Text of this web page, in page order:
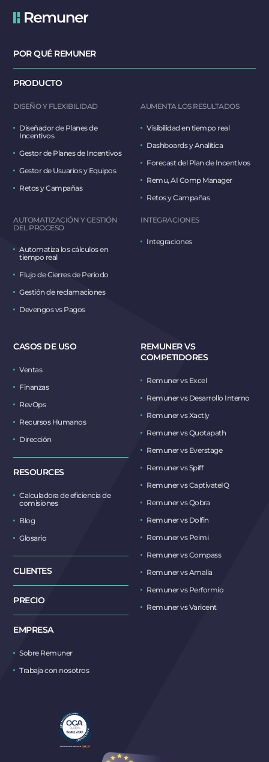
POR QUÉ REMUNER
PRODUCTO
DISEÑO Y FLEXIBILIDAD
Diseñador de Planes de
Incentivos
Gestor de Planes de Incentivos
Gestor de Usuarios y Equipos
Retos y Campañas
AUMENTA LOS RESULTADOS
Visibilidad en tiempo real
Dashboards y Analítica
Forecast del Plan de Incentivos
Remu, AI Comp Manager
Retos y Campañas
AUTOMATIZACIÓN Y GESTIÓN
DEL PROCESO
Automatiza los cálculos en
tiempo real
Flujo de Cierres de Periodo
Gestión de reclamaciones
Devengos vs Pagos
INTEGRACIONES
Integraciones
CASOS DE USO
Ventas
Finanzas
RevOps
Recursos Humanos
Dirección
RESOURCES
Calculadora de eficiencia de
comisiones
Blog
Glosario
CLIENTES
PRECIO
EMPRESA
Sobre Remuner
Trabaja con nosotros
REMUNER VS
COMPETIDORES
Remuner vs Excel
Remuner vs Desarrollo Interno
Remuner vs Xactly
Remuner vs Quotapath
Remuner vs Everstage
Remuner vs Spiff
Remuner vs CaptivateIQ
Remuner vs Qobra
Remuner vs Dolfin
Remuner vs Peimi
Remuner vs Compass
Remuner vs Amalia
Remuner vs Performio
Remuner vs Varicent